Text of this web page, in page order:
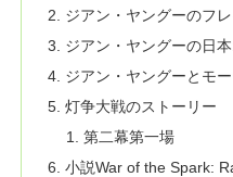
ジアン・ヤングーのフ
ジアン・ヤングーの日
ジアン・ヤングーとモ
灯争大戦のストーリー
第二幕第一場
小説War of the Spark: